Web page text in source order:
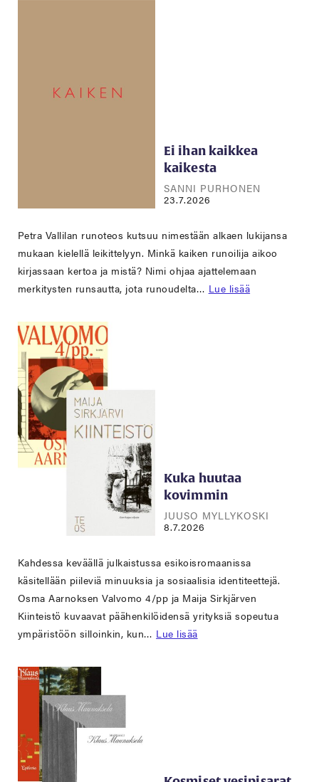
Ei ihan kaikkea
kaikesta
SANNI PURHONEN
23.7.2026
Petra Vallilan runoteos kutsuu nimestään alkaen lukijansa
mukaan kielellä leikittelyyn. Minkä kaiken runoilija aikoo
kirjassaan kertoa ja mistä? Nimi ohjaa ajattelemaan
merkitysten runsautta, jota runoudelta… Lue lisää
Kuka huutaa
kovimmin
JUUSO MYLLYKOSKI
8.7.2026
Kahdessa keväällä julkaistussa esikoisromaanissa
käsitellään piileviä minuuksia ja sosiaalisia identiteettejä.
Osma Aarnoksen Valvomo 4/pp ja Maija Sirkjärven
Kiinteistö kuvaavat päähenkilöidensä yrityksiä sopeutua
ympäristöön silloinkin, kun… Lue lisää